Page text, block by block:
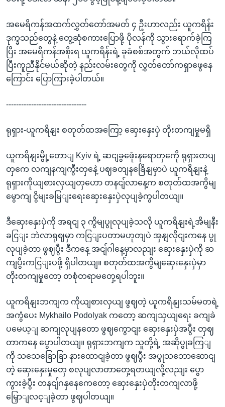
အမေရိကန်အထက်လွှတ်တော်အမတ် ၄ ဦးဟာလည်း ယူကရိန်း
ဒုက္ခသည်တွေနဲ့ တွေ့ဆုံစကားပြောဖို့ ပိုလန်ကို သွားရောက်ခဲ့ကြ
ပြီး အမေရိကန်အစိုးရ ယူကရိန်းရဲ့ ခုခံစစ်အတွက် ဘယ်လိုထပ်
ပြီးကူညီနိုင်မယ်ဆိုတဲ့ နည်းလမ်းတွေကို လွှတ်တော်ကရှာဖွေနေ
ကြောင်း ပြောကြားခဲ့ပါတယ်။
--------------------------------
ရုရှား-ယူကရိနျး စတုတ်ထအကြော့ ဆှေးနှေးပှဲ တိုးတကျမှုမရှိ
ယူကရိနျးမွို့တောျ Kyiv ရဲ့ ဆငျခွဖေုံးနရောတှကေို ရုရှားတပျ
တှကေ လကျနကျကွီးတှနေဲ့ ပဈခတျနခြေိနျမှာပဲ ယူကရိနျးနဲ့
ရုရှားကိုယျစားလှယျတှဟော တနငျ်လာနေ့က စတုတ်ထအကွိမျ
မွောကျ ငွိမျးခမြျးရေးဆှေးနှေးပှဲလုပျခဲ့ကွပါတယျ။
ဒီဆှေးနှေးပှဲကို အရငျ ၃ ကွိမျပွုလုပျခဲ့သလို ယူကရိနျးရဲ့အိမျနီး
ခငြျး ဘဲလာရုဈမှာ ကငြျးပတာမဟုတျပဲ အှနျလိုငျးကနေ ပွု
လုပျခဲ့တာ ဖွဈပွီး ဒီကနေ့ အငျ်ဂါနေ့မှာလညျး ဆှေးနှေးပှဲကို ဆ
ကျပွီးကငြျးပဖို့ ရှိပါတယျ။ စတုတ်ထအကွိမျဆှေးနှေးပှဲမှာ
တိုးတကျမှုတော့ တစုံတရာမတှေ့ရပါဘူး။
ယူကရိနျးဘကျက ကိုယျစားလှယျ ဖွဈတဲ့ ယူကရိနျးသမ်မတရဲ့
အကွံပေး Mykhailo Podolyak ကတော့ ဆကျသှယျရေး ခကျခဲ
ပမေယ့ျ ဆကျလုပျနတော ဖွဈကွောငျး ဆှေးနှေးပှဲအပွီး တှဈ
တာကနေ ပွောပါတယျ။ ရုရှားဘကျက သူတို့ရဲ့ အဆိုပွုခကြျ
ကို သသေခြောခြာ နားထောငျခဲ့တာ ဖွဈပွီး အပွုသဘောဆောငျ
တဲ့ ဆှေးနှေးမှုတှေ စလုပျလာတာတှေ့ရတယျလို့လညျး ပွော
ကွားခဲ့ပွီး တနငျ်ဂနှနေကေတော့ ဆှေးနှေးပှဲတိုးတကျလာဖို့
မြှောျလင့ျခဲ့တာ ဖွဈပါတယျ။